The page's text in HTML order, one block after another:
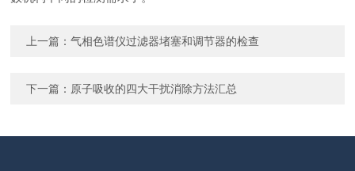
上一篇：气相色谱仪过滤器堵塞和调节器的检查
下一篇： 原子吸收的四大干扰消除方法汇总